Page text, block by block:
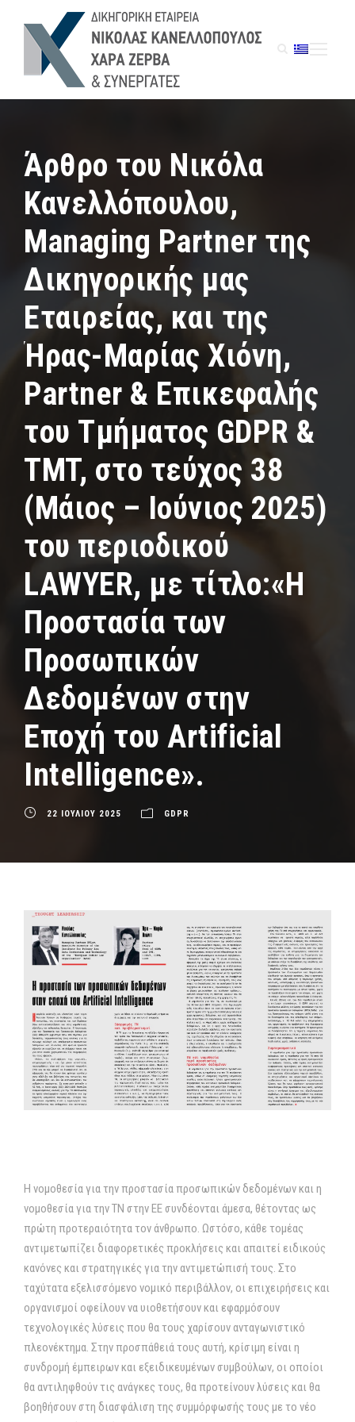
Άρθρο του Νικόλα
Κανελλόπουλου,
Managing Partner της
Δικηγορικής μας
Εταιρείας, και της
Ήρας-Μαρίας Χιόνη,
Partner & Επικεφαλής
του Τμήματος GDPR &
TMT, στο τεύχος 38
(Μάιος – Ιούνιος 2025)
του περιοδικού
LAWYER, με τίτλο:«Η
Προστασία των
Προσωπικών
Δεδομένων στην
Εποχή του Artificial
Intelligence».
22 ΙΟΥΛΙΟΥ 2025 GDPR
Η νομοθεσία για την προστασία προσωπικών δεδομένων και η
νομοθεσία για την ΤΝ στην ΕΕ συνδέονται άμεσα, θέτοντας ως
πρώτη προτεραιότητα τον άνθρωπο. Ωστόσο, κάθε τομέας
αντιμετωπίζει διαφορετικές προκλήσεις και απαιτεί ειδικούς
κανόνες και στρατηγικές για την αντιμετώπισή τους. Στο
ταχύτατα εξελισσόμενο νομικό περιβάλλον, οι επιχειρήσεις και
οργανισμοί οφείλουν να υιοθετήσουν και εφαρμόσουν
τεχνολογικές λύσεις που θα τους χαρίσουν ανταγωνιστικό
πλεονέκτημα. Στην προσπάθειά τους αυτή, κρίσιμη είναι η
συνδρομή έμπειρων και εξειδικευμένων συμβούλων, οι οποίοι
θα αντιληφθούν τις ανάγκες τους, θα προτείνουν λύσεις και θα
βοηθήσουν στη διασφάλιση της συμμόρφωσής τους με το νέο